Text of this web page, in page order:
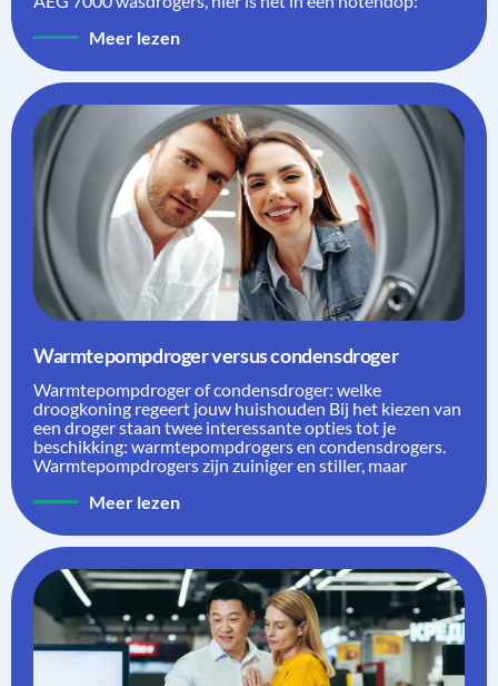
Meer lezen
Warmtepompdroger versus condensdroger
Warmtepompdroger of condensdroger: welke
droogkoning regeert jouw huishouden Bij het kiezen van
een droger staan twee interessante opties tot je
beschikking: warmtepompdrogers en condensdrogers.
Warmtepompdrogers zijn zuiniger en stiller, maar
Meer lezen